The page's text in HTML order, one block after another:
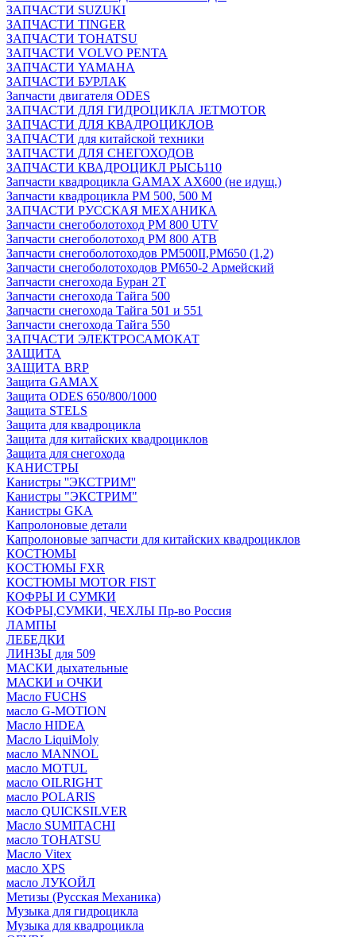
ЗАПЧАСТИ SUZUKI
ЗАПЧАСТИ TINGER
ЗАПЧАСТИ TOHATSU
ЗАПЧАСТИ VOLVO PENTA
ЗАПЧАСТИ YAMAHA
ЗАПЧАСТИ БУРЛАК
Запчасти двигателя ODES
ЗАПЧАСТИ ДЛЯ ГИДРОЦИКЛА JETMOTOR
ЗАПЧАСТИ ДЛЯ КВАДРОЦИКЛОВ
ЗАПЧАСТИ для китайской техники
ЗАПЧАСТИ ДЛЯ СНЕГОХОДОВ
ЗАПЧАСТИ КВАДРОЦИКЛ РЫСЬ110
Запчасти квадроцикла GAMAX AX600 (не идущ.)
Запчасти квадроцикла РМ 500, 500 М
ЗАПЧАСТИ РУССКАЯ МЕХАНИКА
Запчасти снегоболотоход РМ 800 UTV
Запчасти снегоболотоход РМ 800 АТВ
Запчасти снегоболотоходов РМ500II,РМ650 (1,2)
Запчасти снегоболотоходов РМ650-2 Армейский
Запчасти снегохода Буран 2Т
Запчасти снегохода Тайга 500
Запчасти снегохода Тайга 501 и 551
Запчасти снегохода Тайга 550
ЗАПЧАСТИ ЭЛЕКТРОСАМОКАТ
ЗАЩИТА
ЗАЩИТА BRP
Защита GAMAX
Защита ODES 650/800/1000
Защита STELS
Защита для квадроцикла
Защита для китайских квадроциклов
Защита для снегохода
КАНИСТРЫ
Канистры ''ЭКСТРИМ''
Канистры "ЭКСТРИМ"
Канистры GKA
Капролоновые детали
Капролоновые запчасти для китайских квадроциклов
КОСТЮМЫ
КОСТЮМЫ FXR
КОСТЮМЫ MOTOR FIST
КОФРЫ И СУМКИ
КОФРЫ,СУМКИ, ЧЕХЛЫ Пр-во Россия
ЛАМПЫ
ЛЕБЕДКИ
ЛИНЗЫ для 509
МАСКИ дыхательные
МАСКИ и ОЧКИ
Масло FUCHS
масло G-MOTION
Масло HIDEA
Масло LiquiMoly
масло MANNOL
масло MOTUL
масло OILRIGHT
масло POLARIS
масло QUICKSILVER
Масло SUMITACHI
масло TOHATSU
Масло Vitex
масло XPS
масло ЛУКОЙЛ
Метизы (Русская Механика)
Музыка для гидроцикла
Музыка для квадроцикла